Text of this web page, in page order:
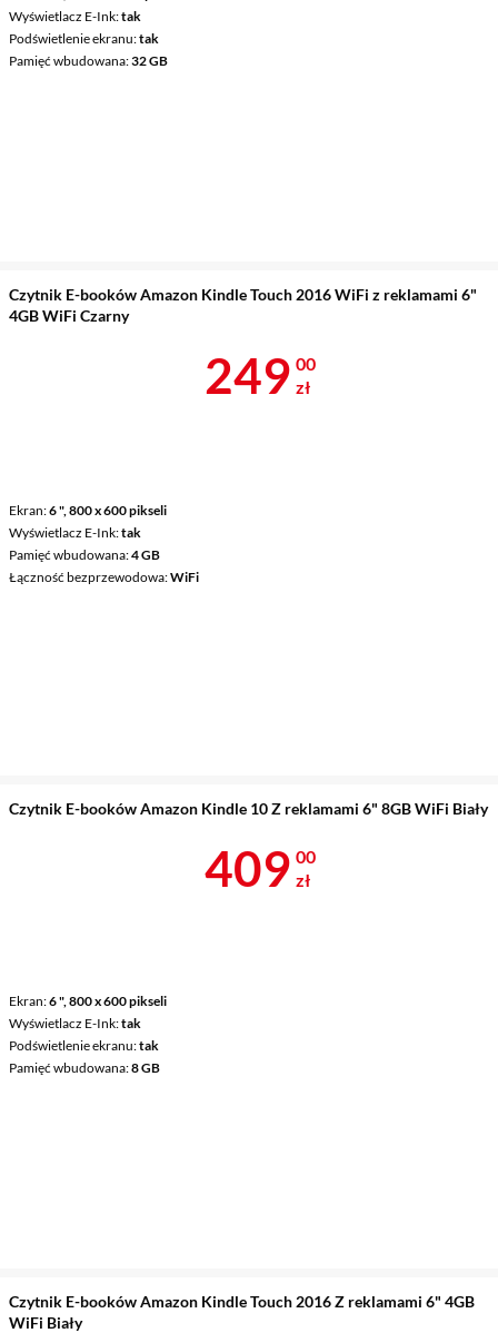
Wyświetlacz E-Ink tak
Podświetlenie ekranu tak
Pamięć wbudowana 32 GB
Czytnik E-booków Amazon Kindle Touch 2016 WiFi z reklamami 6"
4GB WiFi Czarny
Ekran 6 ", 800 x 600 pikseli
Wyświetlacz E-Ink tak
Pamięć wbudowana 4 GB
Łączność bezprzewodowa WiFi
Cena 249 zł
249 00
zł
Czytnik E-booków Amazon Kindle 10 Z reklamami 6" 8GB WiFi Biały
Ekran 6 ", 800 x 600 pikseli
Wyświetlacz E-Ink tak
Podświetlenie ekranu tak
Pamięć wbudowana 8 GB
Cena 409 zł
409 00
zł
Czytnik E-booków Amazon Kindle Touch 2016 Z reklamami 6" 4GB
WiFi Biały